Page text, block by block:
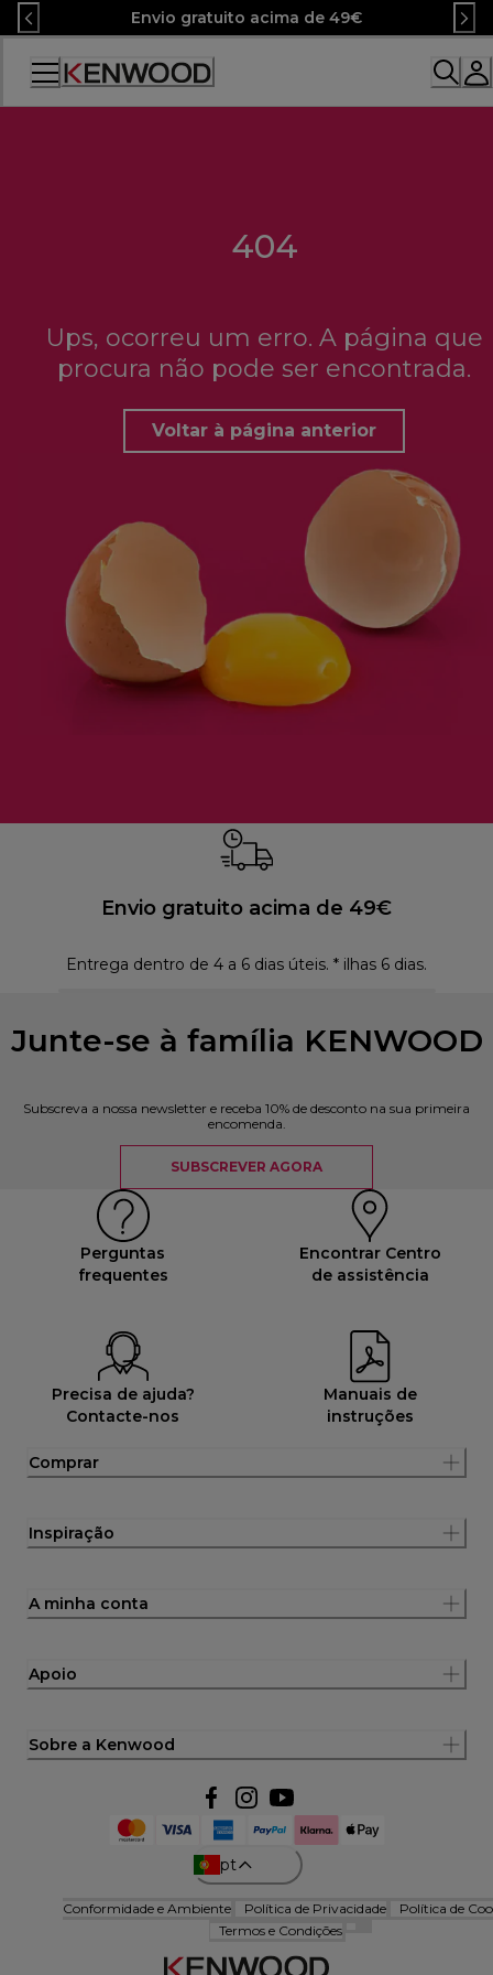
Skip
to
Content
Envio gratuito acima de 49€
404
Ups, ocorreu um erro. A página que
procura não pode ser encontrada.
Voltar à página anterior
Envio gratuito acima de 49€
Entrega dentro de 4 a 6 dias úteis. * ilhas 6 dias.
Junte-se à família KENWOOD
Subscreva a nossa newsletter e receba 10% de desconto na sua primeira
encomenda.
SUBSCREVER AGORA
Perguntas
frequentes
Encontrar Centro
de assistência
Precisa de ajuda?
Contacte-nos
Manuais de
instruções
Comprar
Inspiração
A minha conta
Apoio
Sobre a Kenwood
pt
Conformidade e Ambiente Política de Privacidade
Política de
Termos e Condições